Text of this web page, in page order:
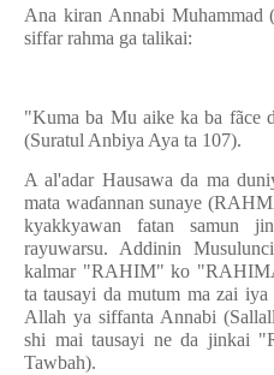
Ana kiran Annabi Muhammad
siffar rahma ga talikai:
"Kuma ba Mu aike ka ba fãce
(Suratul Anbiya Aya ta 107).
A al'adar Hausawa da ma
mata waɗannan sunaye
kyakkyawan fatan samun
rayuwarsu. Addinin
kalmar "RAHIM" ko
ta tausayi da mutum ma zai
Allah ya siffanta Annabi
shi mai tausayi ne da jinkai
Tawbah).